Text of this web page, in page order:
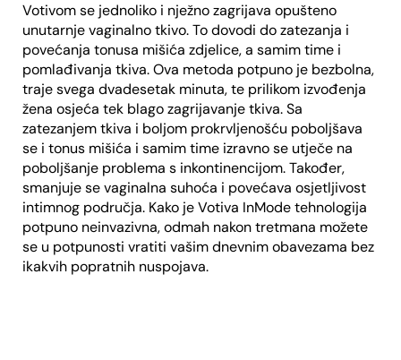
Votivom se jednoliko i nježno zagrijava opušteno
unutarnje vaginalno tkivo. To dovodi do zatezanja i
povećanja tonusa mišića zdjelice, a samim time i
pomlađivanja tkiva. Ova metoda potpuno je bezbolna,
traje svega dvadesetak minuta, te prilikom izvođenja
žena osjeća tek blago zagrijavanje tkiva. Sa
zatezanjem tkiva i boljom prokrvljenošću poboljšava
se i tonus mišića i samim time izravno se utječe na
poboljšanje problema s inkontinencijom. Također,
smanjuje se vaginalna suhoća i povećava osjetljivost
intimnog područja. Kako je Votiva InMode tehnologija
potpuno neinvazivna, odmah nakon tretmana možete
se u potpunosti vratiti vašim dnevnim obavezama bez
ikakvih popratnih nuspojava.